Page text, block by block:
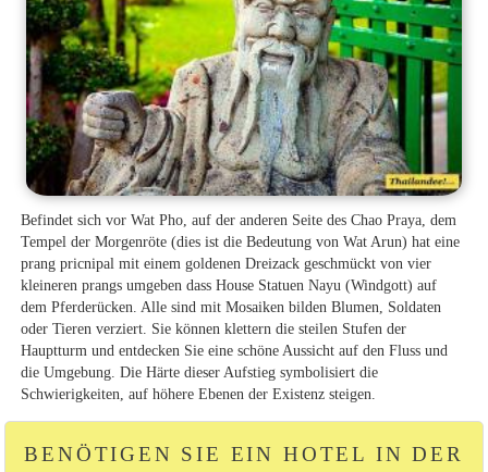
Befindet sich vor Wat Pho, auf der anderen Seite des Chao Praya, dem
Tempel der Morgenröte (dies ist die Bedeutung von Wat Arun) hat eine
prang pricnipal mit einem goldenen Dreizack geschmückt von vier
kleineren prangs umgeben dass House Statuen Nayu (Windgott) auf
dem Pferderücken. Alle sind mit Mosaiken bilden Blumen, Soldaten
oder Tieren verziert. Sie können klettern die steilen Stufen der
Hauptturm und entdecken Sie eine schöne Aussicht auf den Fluss und
die Umgebung. Die Härte dieser Aufstieg symbolisiert die
Schwierigkeiten, auf höhere Ebenen der Existenz steigen.
BENÖTIGEN SIE EIN HOTEL IN DER